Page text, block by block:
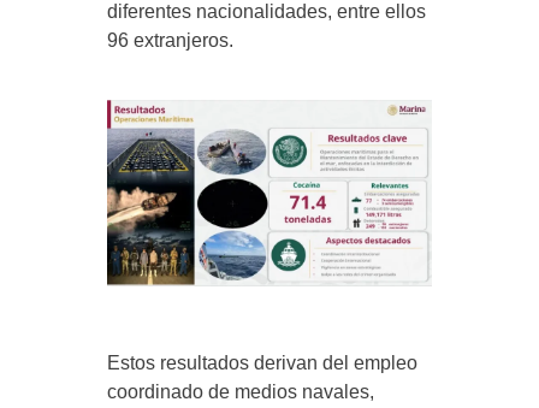
diferentes nacionalidades, entre ellos
96 extranjeros.
Estos resultados derivan del empleo
coordinado de medios navales,